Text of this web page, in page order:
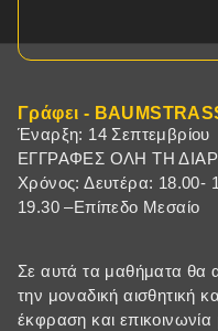
Γράφει -
Έναρξη: 14 Σεπτεμβρίου
ΕΓΓΡΑΦΕΣ ΟΛΗ ΤΗ
Χρόνος: Δευτέρα: 18.00-
19.30 –Επίπεδο Μεσαίο
Σε αυτά τα μαθήματα θα
την μοναδική αισθητική
έκφραση και